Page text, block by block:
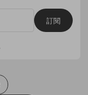
訂閱